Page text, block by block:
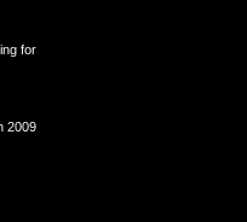
for
2009